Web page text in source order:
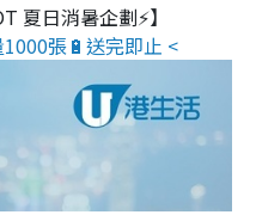
夏日消暑企劃⚡】
張🔋送完即止 <